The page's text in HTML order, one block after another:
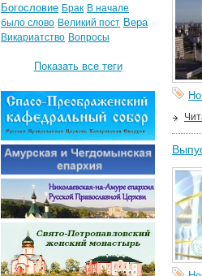
Богословие Брак В начале
было слово Великий пост Вера
Викариатство Вопросы
Показать все теги